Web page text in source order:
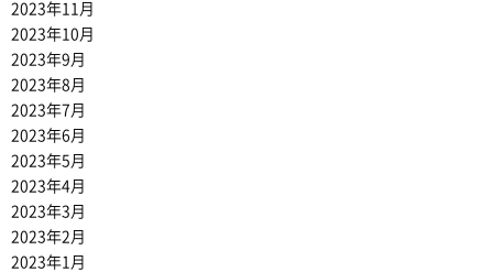
2023年11月
2023年10月
2023年9月
2023年8月
2023年7月
2023年6月
2023年5月
2023年4月
2023年3月
2023年2月
2023年1月